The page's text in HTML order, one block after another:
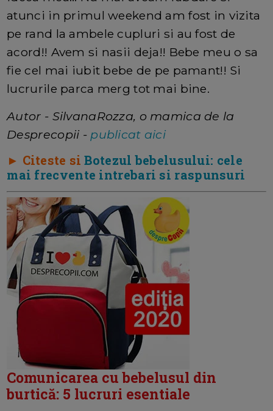
atunci in primul weekend am fost in vizita
pe rand la ambele cupluri si au fost de
acord!! Avem si nasii deja!! Bebe meu o sa
fie cel mai iubit bebe de pe pamant!! Si
lucrurile parca merg tot mai bine.
Autor - SilvanaRozza, o mamica de la
Desprecopii - publicat aici
► Citeste si Botezul bebelusului: cele
mai frecvente intrebari si raspunsuri
Comunicarea cu bebelusul din
burtică: 5 lucruri esentiale